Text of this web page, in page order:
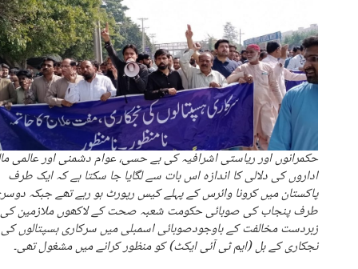
حکمرانوں اور ریاستی اشرافیہ کی بے حسی، عوام دشمنی اور عالمی
اداروں کی دلالی کا اندازہ اس بات سے لگایا جا سکتا ہے کہ ایک طرف
پاکستان میں کرونا وائرس کے پہلے کیس رپورٹ ہو رہے تھے جبکہ
طرف پنجاب کی صوبائی حکومت شعبہ صحت کے لاکھوں ملازمین کی
زبردست مخالفت کے باوجودصوبائی اسمبلی میں سرکاری ہسپتالوں کی
نجکاری کے بل (ایم ٹی آئی ایکٹ) کو منظور کرانے میں مشغول تھی۔